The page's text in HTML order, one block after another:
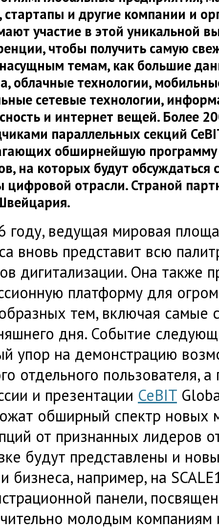
стартапы и другие компании и
участие в этой уникальной
чтобы получить самую
темам, как большие
, облачные технологии,
сетевые технологии,
и интернет вещей. Более
параллельных секций
обширнейшую программу
на которых будут обсуждаться
цифровой отрасли.Страной
году, ведущая мировая
вновь представит всю
дигитализации. Она также
платформу для
тем, включая самые
дня. Событие
упор на демонстрацию
отдельного пользователя,
и презентации CeBIT
обширный спектр новых
от признанных лидеров
будут представлены и
бизнеса, например, на
панели,
молодым компаниям